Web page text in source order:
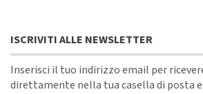
ISCRIVITI ALLE NEWSLETTER
Inserisci il tuo indirizzo email per
direttamente nella tua casella di posta